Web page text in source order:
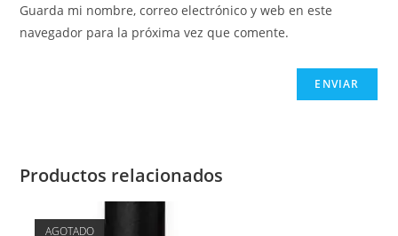
Guarda mi nombre, correo electrónico y web en este
navegador para la próxima vez que comente.
Productos relacionados
AGOTADO